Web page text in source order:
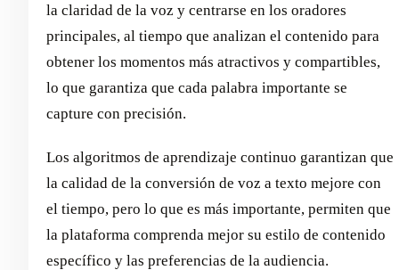
la claridad de la voz y centrarse en los oradores
principales, al tiempo que analizan el contenido para
obtener los momentos más atractivos y compartibles,
lo que garantiza que cada palabra importante se
capture con precisión.
Los algoritmos de aprendizaje continuo garantizan que
la calidad de la conversión de voz a texto mejore con
el tiempo, pero lo que es más importante, permiten que
la plataforma comprenda mejor su estilo de contenido
específico y las preferencias de la audiencia.